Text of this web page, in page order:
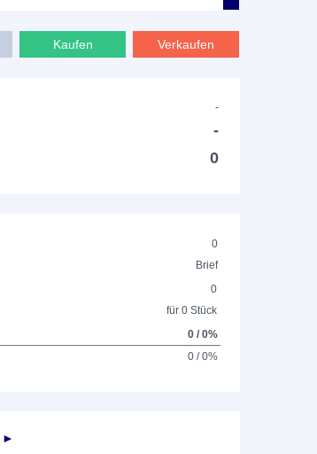
Kaufen Verkaufen
-
-
0
0
Brief
0
für 0 Stück
0 / 0%
0 / 0%
►